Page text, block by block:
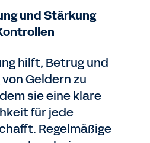
und Stärkung
hilft, Betrug und
Geldern zu
sie eine klare
für jede
Regelmäßige